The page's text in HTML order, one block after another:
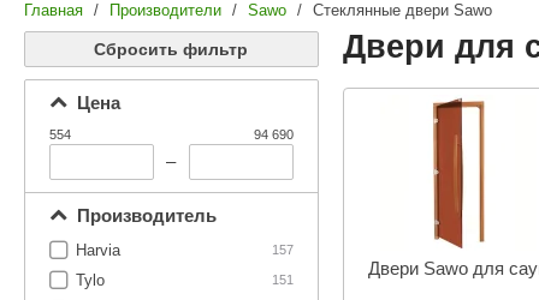
Дровяные печи
Электрические печи
Камни для печей
Двери для сауны
Сауны
ИК сауны
Grandis Born
Kastor Sawo
Kaledo
Steam and Water Эверест
SPA-Технология Lacoform
Иди в Баню Composit
Главная / Производители / Sawo / Стеклянные двери Sawo
Сбросить фильтр
Цена
554
–
94 690
Производитель
157
Harvia
151
Tylo
Двери для
Двери Sawo для